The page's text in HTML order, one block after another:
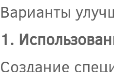
Варианты
1.
Создание